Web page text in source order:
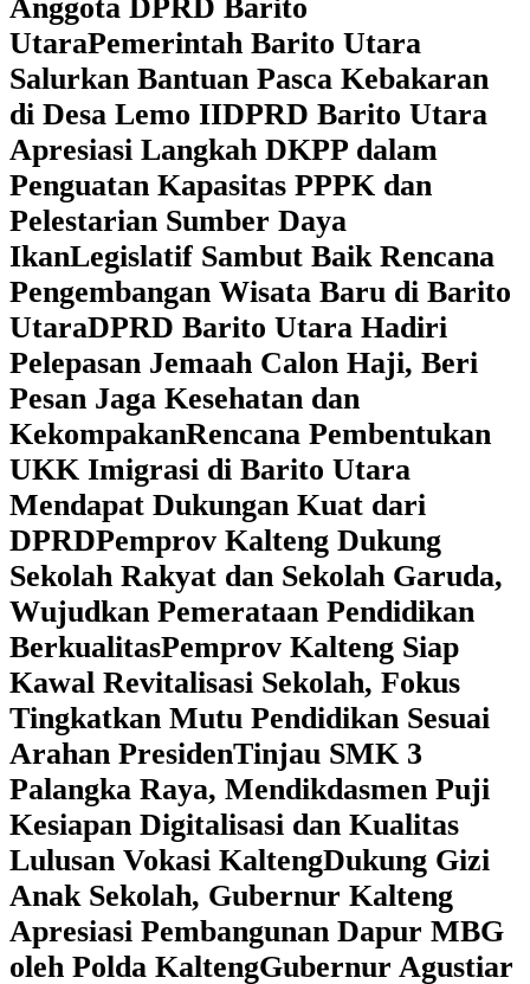
Anggota DPRD Barito
UtaraPemerintah Barito Utara
Salurkan Bantuan Pasca Kebakaran
di Desa Lemo IIDPRD Barito Utara
Apresiasi Langkah DKPP dalam
Penguatan Kapasitas PPPK dan
Pelestarian Sumber Daya
IkanLegislatif Sambut Baik Rencana
Pengembangan Wisata Baru di Barito
UtaraDPRD Barito Utara Hadiri
Pelepasan Jemaah Calon Haji, Beri
Pesan Jaga Kesehatan dan
KekompakanRencana Pembentukan
UKK Imigrasi di Barito Utara
Mendapat Dukungan Kuat dari
DPRD‎Pemprov Kalteng Dukung
Sekolah Rakyat dan Sekolah Garuda,
Wujudkan Pemerataan Pendidikan
Berkualitas‎Pemprov Kalteng Siap
Kawal Revitalisasi Sekolah, Fokus
Tingkatkan Mutu Pendidikan Sesuai
Arahan Presiden‎Tinjau SMK 3
Palangka Raya, Mendikdasmen Puji
Kesiapan Digitalisasi dan Kualitas
Lulusan Vokasi Kalteng‎Dukung Gizi
Anak Sekolah, Gubernur Kalteng
Apresiasi Pembangunan Dapur MBG
oleh Polda Kalteng‎Gubernur Agustiar